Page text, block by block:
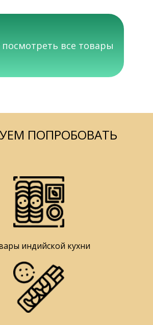
посмотреть все товары
ПОПРОБОВАТЬ
индийской кухни